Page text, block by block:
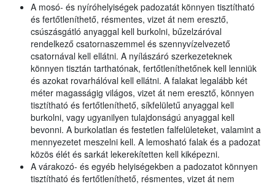
A mosó- és nyíróhelyiségek padozatát könnyen tisztítható
és fertőtleníthető, résmentes, vizet át nem eresztő,
csúszásgátló anyaggal kell burkolni, bűzelzáróval
rendelkező csatornaszemmel és szennyvízelvezető
csatornával kell ellátni. A nyílászáró szerkezeteknek
könnyen tisztán tarthatónak, fertőtleníthetőnek kell lenniük
és azokat rovarhálóval kell ellátni. A falakat legalább két
méter magasságig világos, vizet át nem eresztő, könnyen
tisztítható és fertőtleníthető, síkfelületű anyaggal kell
burkolni, vagy ugyanilyen tulajdonságú anyaggal kell
bevonni. A burkolatlan és festetlen falfelületeket, valamint a
mennyezetet meszelni kell. A lemosható falak és a padozat
közös élét és sarkát lekerekítetten kell kiképezni.
A várakozó- és egyéb helyiségekben a padozatot könnyen
tisztítható és fertőtleníthető, résmentes, vizet át nem